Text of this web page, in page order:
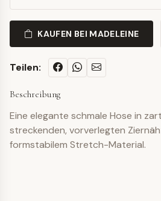
KAUFEN BEI MADELEINE
Teilen:
Beschreibung
Eine elegante schmale Hose in
streckenden, vorverlegten
formstabilem Stretch-Material.